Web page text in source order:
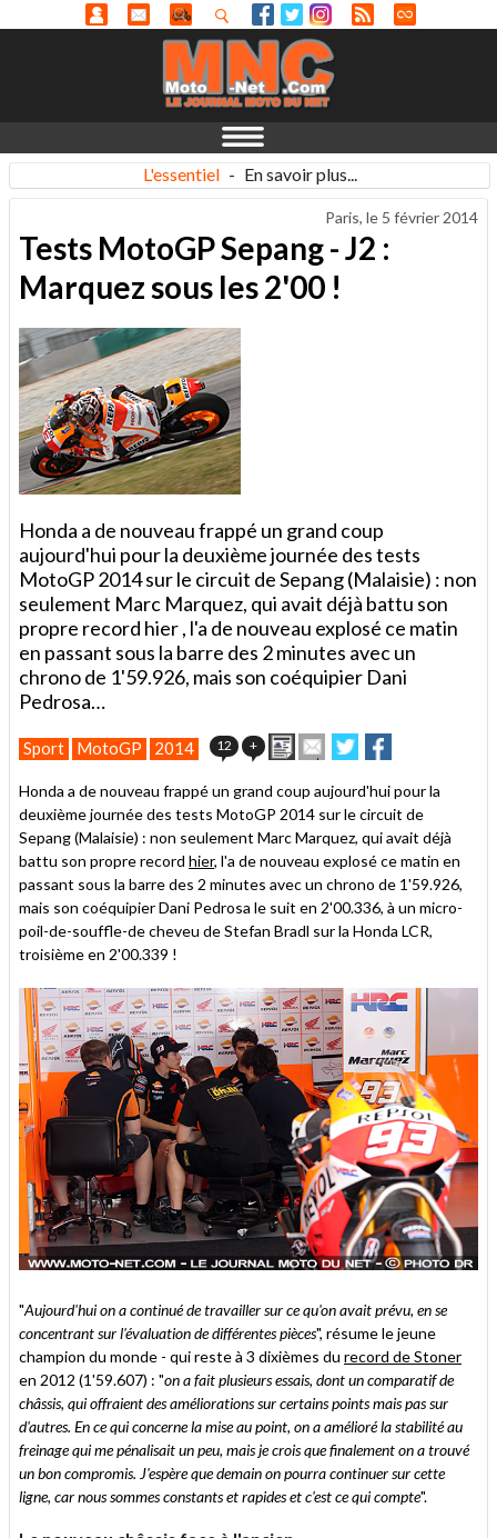
L'essentiel - En savoir plus...
Paris, le 5 février 2014
Tests MotoGP Sepang - J2 :
Marquez sous les 2'00 !
Honda a de nouveau frappé un grand coup
aujourd'hui pour la deuxième journée des tests
MotoGP 2014 sur le circuit de Sepang (Malaisie) : non
seulement Marc Marquez, qui avait déjà battu son
propre record hier , l'a de nouveau explosé ce matin
en passant sous la barre des 2 minutes avec un
chrono de 1'59.926, mais son coéquipier Dani
Pedrosa…
Sport MotoGP 2014 12 + ImprimerEnvoyer
cet
à
un
ami
Partager
sur
sur
Honda a de nouveau frappé un grand coup aujourd'hui pour la
deuxième journée des tests MotoGP 2014 sur le circuit de
Sepang (Malaisie) : non seulement Marc Marquez, qui avait déjà
battu son propre record hier, l'a de nouveau explosé ce matin en
passant sous la barre des 2 minutes avec un chrono de 1'59.926,
mais son coéquipier Dani Pedrosa le suit en 2'00.336, à un micro-
poil-de-souffle-de cheveu de Stefan Bradl sur la Honda LCR,
troisième en 2'00.339 !
"Aujourd'hui on a continué de travailler sur ce qu'on avait prévu, en se
concentrant sur l'évaluation de différentes pièces", résume le jeune
champion du monde - qui reste à 3 dixièmes du record de Stoner
en 2012 (1'59.607) : "on a fait plusieurs essais, dont un comparatif de
châssis, qui offraient des améliorations sur certains points mais pas sur
d'autres. En ce qui concerne la mise au point, on a amélioré la stabilité au
freinage qui me pénalisait un peu, mais je crois que finalement on a trouvé
un bon compromis. J'espère que demain on pourra continuer sur cette
ligne, car nous sommes constants et rapides et c'est ce qui compte".